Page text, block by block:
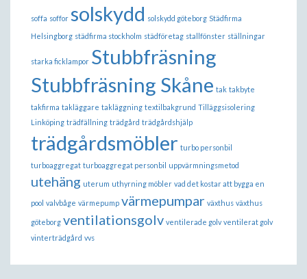
soffa soffor solskydd solskydd göteborg Städfirma
Helsingborg städfirma stockholm städföretag stallfönster ställningar
starka ficklampor Stubbfräsning
Stubbfräsning Skåne tak takbyte
takfirma takläggare takläggning textilbakgrund Tilläggsisolering
Linköping trädfällning trädgård trädgårdshjälp
trädgårdsmöbler turbo personbil
turboaggregat turboaggregat personbil uppvärmningsmetod
utehäng uterum uthyrning möbler vad det kostar att bygga en
pool valvbåge värmepump värmepumpar växthus växthus
göteborg ventilationsgolv ventilerade golv ventilerat golv
vinterträdgård vvs